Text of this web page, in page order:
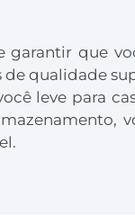
garantir que
de qualidade
leve para